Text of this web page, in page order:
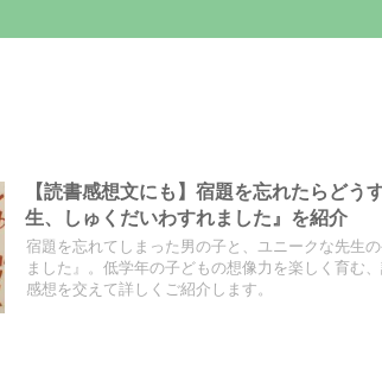
【読書感想文にも】宿題を忘れたらど
生、しゅくだいわすれました』を紹介
宿題を忘れてしまった男の子と、ユニークな先生
ました』。低学年の子どもの想像力を楽しく育む
感想を交えて詳しくご紹介します。